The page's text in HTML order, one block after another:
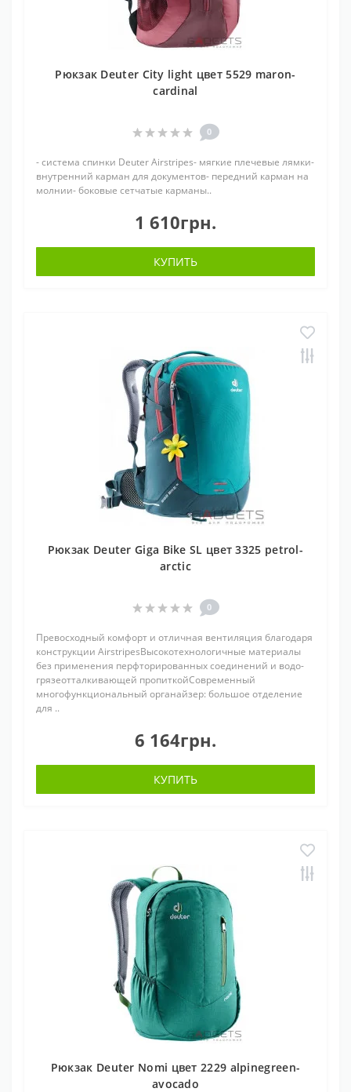
Рюкзак Deuter City light цвет 5529 maron-
cardinal
0
- система спинки Deuter Airstripes- мягкие плечевые лямки-
внутренний карман для документов- передний карман на
молнии- боковые сетчатые карманы..
1 610грн.
КУПИТЬ
Рюкзак Deuter Giga Bike SL цвет 3325 petrol-
arctic
0
Превосходный комфорт и отличная вентиляция благодаря
конструкции AirstripesВысокотехнологичные материалы
без применения перфторированных соединений и водо-
грязеотталкивающей пропиткойСовременный
многофункциональный органайзер: большое отделение
для ..
6 164грн.
КУПИТЬ
Рюкзак Deuter Nomi цвет 2229 alpinegreen-
avocado